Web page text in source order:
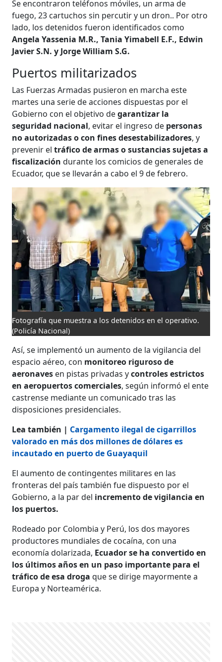
Se encontraron teléfonos móviles, un arma de
fuego, 23 cartuchos sin percutir y un dron.. Por otro
lado, los detenidos fueron identificados como
Angela Yassenia M.R., Tania Yimabell E.F., Edwin
Javier S.N. y Jorge William S.G.
Puertos militarizados
Las Fuerzas Armadas pusieron en marcha este
martes una serie de acciones dispuestas por el
Gobierno con el objetivo degarantizar la
seguridad nacional, evitar el ingreso de personas
no autorizadas o con fines desestabilizadores, y
prevenir el tráfico de armas o sustancias sujetas a
fiscalización durante los comicios de generales de
Ecuador, que se llevarán a cabo el 9 de febrero.
Fotografía que muestra a los detenidos en el operativo.
(Policía Nacional)
Así, se implementó un aumento de la vigilancia del
espacio aéreo, con monitoreo riguroso de
aeronaves en pistas privadas ycontroles estrictos
en aeropuertos comerciales, según informó el ente
castrense mediante un comunicado tras las
disposiciones presidenciales.
Lea también | Cargamento ilegal de cigarrillos
valorado en más dos millones de dólares es
incautado en puerto de Guayaquil
El aumento de contingentes militares en las
fronteras del país también fue dispuesto por el
Gobierno, a la par del incremento de vigilancia en
los puertos.
Rodeado por Colombia y Perú, los dos mayores
productores mundiales de cocaína, con una
economía dolarizada, Ecuador se ha convertido en
los últimos años en un paso importante para el
tráfico de esa droga que se dirige mayormente a
Europa y Norteamérica.